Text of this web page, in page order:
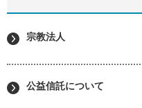
宗教法人
公益信託について